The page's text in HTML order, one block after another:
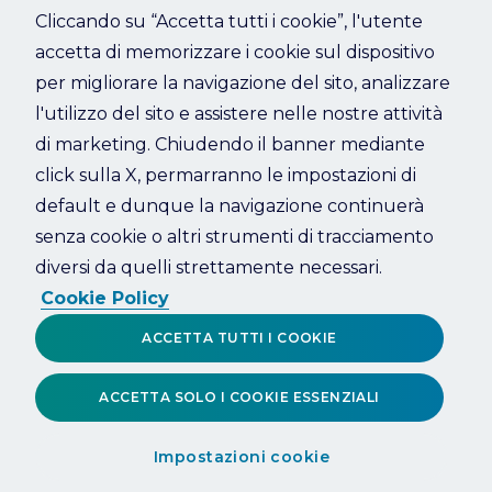
Refresh
Cliccando su “Accetta tutti i cookie”, l'utente
accetta di memorizzare i cookie sul dispositivo
per migliorare la navigazione del sito, analizzare
l'utilizzo del sito e assistere nelle nostre attività
di marketing. Chiudendo il banner mediante
click sulla X, permarranno le impostazioni di
default e dunque la navigazione continuerà
senza cookie o altri strumenti di tracciamento
diversi da quelli strettamente necessari.
Cookie Policy
Impostazioni cookie
ACCETTA SOLO I COOKIE ESSENZIALI
ACCETTA TUTTI I COOKIE